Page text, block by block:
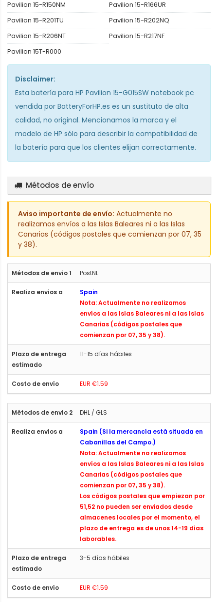
Pavilion 15-R150NM
Pavilion 15-R166UR
Pavilion 15-R201TU
Pavilion 15-R202NQ
Pavilion 15-R206NT
Pavilion 15-R217NF
Pavilion 15T-R000
Disclaimer:
Esta batería para HP Pavilion 15-G015SW notebook pc
vendida por BatteryForHP.es es un sustituto de alta
calidad, no original. Mencionamos la marca y el
modelo de HP sólo para describir la compatibilidad de
la batería para que los clientes elijan correctamente.
Métodos de envío
Aviso importante de envío: Actualmente no
realizamos envíos a las Islas Baleares ni a las Islas
Canarias (códigos postales que comienzan por 07, 35
y 38).
PostNL
Spain
Nota: Actualmente no realizamos
envíos a las Islas Baleares ni a las Islas
Canarias (códigos postales que
comienzan por 07, 35 y 38).
11-15 días hábiles
EUR €1.59
DHL / GLS
Spain (Si la mercancía está situada en
Cabanillas del Campo.)
Nota: Actualmente no realizamos
envíos a las Islas Baleares ni a las Islas
Canarias (códigos postales que
comienzan por 07, 35 y 38).
Los códigos postales que empiezan por
51,52 no pueden ser enviados desde
almacenes locales por el momento, el
plazo de entrega es de unos 14-19 días
laborables.
3-5 días hábiles
EUR €1.59